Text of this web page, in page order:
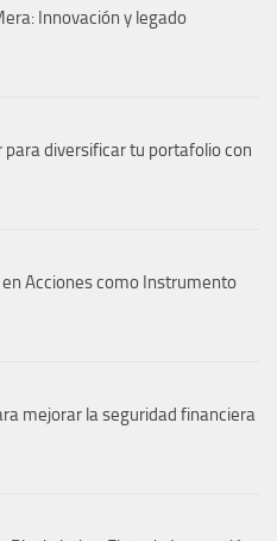
Innovación y legado
diversificar tu portafolio con
Acciones como Instrumento
mejorar la seguridad financiera